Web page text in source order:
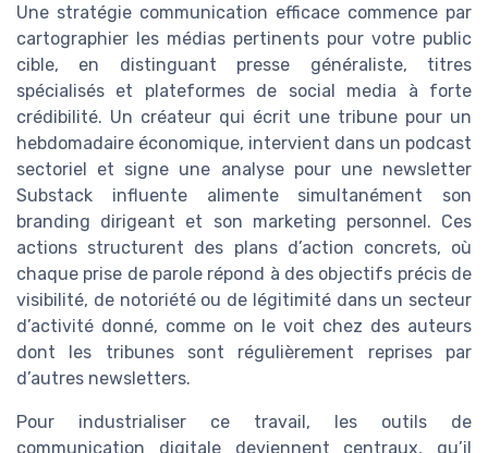
Une stratégie communication efficace commence par
cartographier les médias pertinents pour votre public
cible, en distinguant presse généraliste, titres
spécialisés et plateformes de social media à forte
crédibilité. Un créateur qui écrit une tribune pour un
hebdomadaire économique, intervient dans un podcast
sectoriel et signe une analyse pour une newsletter
Substack influente alimente simultanément son
branding dirigeant et son marketing personnel. Ces
actions structurent des plans d’action concrets, où
chaque prise de parole répond à des objectifs précis de
visibilité, de notoriété ou de légitimité dans un secteur
d’activité donné, comme on le voit chez des auteurs
dont les tribunes sont régulièrement reprises par
d’autres newsletters.
Pour industrialiser ce travail, les outils de
communication digitale deviennent centraux, qu’il